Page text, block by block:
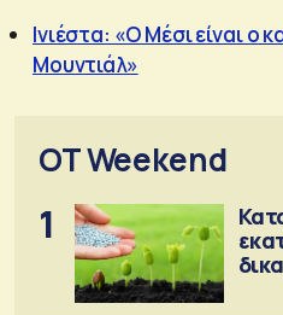
Ινιέστα: «Ο Μέσι είναι ο
Μουντιάλ»
OT Weekend
1